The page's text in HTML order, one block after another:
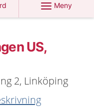
Meny
US,
2, Linköping